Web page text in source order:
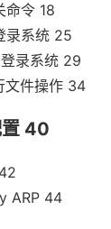
令 18
系统 25
录系统 29
文件操作 34
置 40
ARP 44